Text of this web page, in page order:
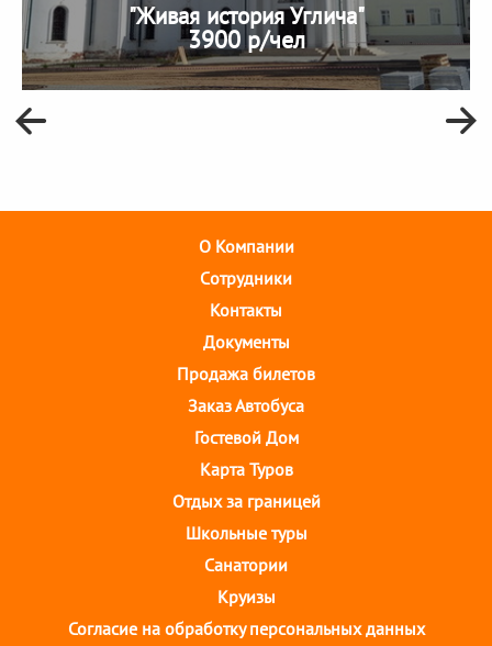
"Живая история Углича"
3900 р/чел
О Компании
Cотрудники
Контакты
Документы
Продажа билетов
Заказ Автобуса
Гостевой Дом
Карта Туров
Отдых за границей
Школьные туры
Санатории
Круизы
Согласие на обработку персональных данных